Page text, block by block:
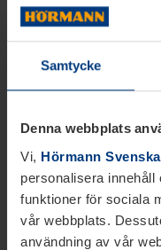
Samtycke
Denna webbplats
Vi, Hörmann
personalisera innehåll
funktioner för sociala
vår webbplats.
användning av vår